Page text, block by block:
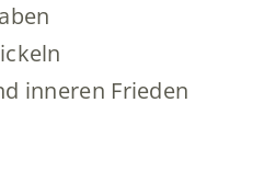
inneren Frieden